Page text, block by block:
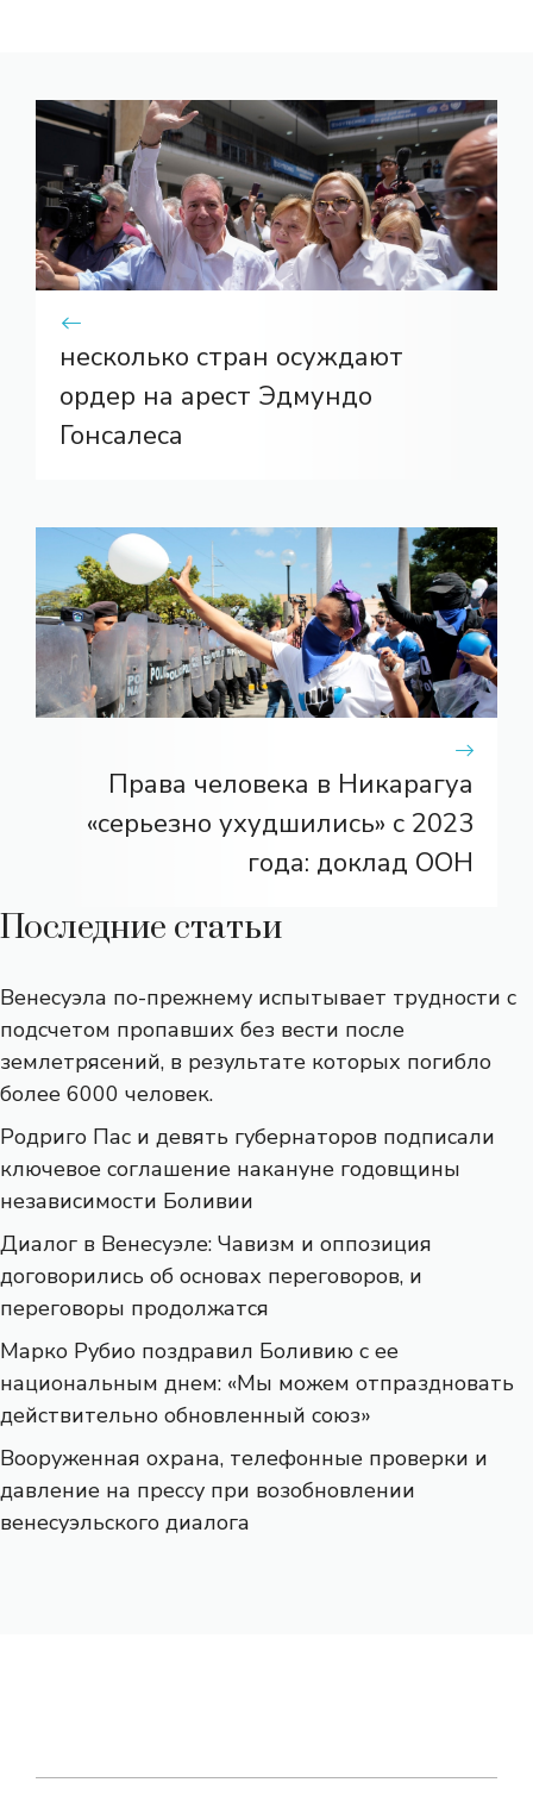
несколько стран осуждают
ордер на арест Эдмундо
Гонсалеса
Права человека в Никарагуа
«серьезно ухудшились» с 2023
года: доклад ООН
Последние статьи
Венесуэла по-прежнему испытывает трудности с
подсчетом пропавших без вести после
землетрясений, в результате которых погибло
более 6000 человек.
Родриго Пас и девять губернаторов подписали
ключевое соглашение накануне годовщины
независимости Боливии
Диалог в Венесуэле: Чавизм и оппозиция
договорились об основах переговоров, и
переговоры продолжатся
Марко Рубио поздравил Боливию с ее
национальным днем: «Мы можем отпраздновать
действительно обновленный союз»
Вооруженная охрана, телефонные проверки и
давление на прессу при возобновлении
венесуэльского диалога